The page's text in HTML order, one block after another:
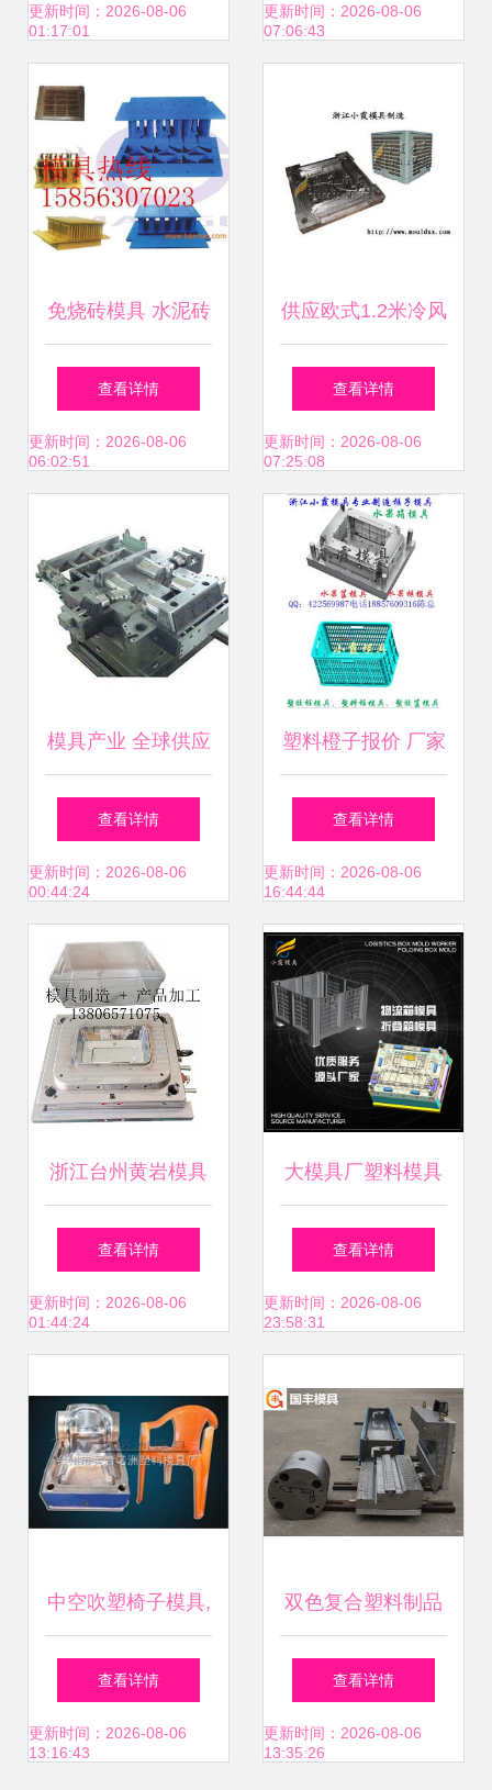
模具批发市场
更新时间：2026-08-06
01:17:01
更新时间：2026-08-06
07:06:43
免烧砖模具 水泥砖
模具等各类面包砖
异型砖 路面砖,免
具等各类面包砖 异
型砖 路面砖生产厂
泥砖模具等各类面
包砖 异型砖 路面
砖价格
查看详情
更新时间：2026-08-06
06:02:51
供应欧式1.2米冷风
机塑胶模具,塑胶铣
模具
查看详情
更新时间：2026-08-06
07:25:08
模具产业 全球供应
链创新发展模式
查看详情
更新时间：2026-08-06
00:44:24
塑料橙子报价 厂家
查看详情
更新时间：2026-08-06
16:44:44
浙江台州黄岩模具
工厂 产品设计 塑
料模具制造 塑料制
查看详情
更新时间：2026-08-06
01:44:24
大模具厂塑料模具
订做 供应
查看详情
更新时间：2026-08-06
23:58:31
中空吹塑椅子模具,
塑料椅子模具 台州
市黄岩诺洲塑料模
查看详情
更新时间：2026-08-06
13:16:43
双色复合塑料制品
定制 真空定型挤出
模具设计加工
查看详情
更新时间：2026-08-06
13:35:26